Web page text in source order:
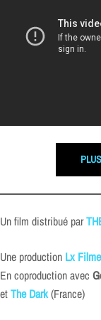
Un film distribué par
Une production Lx
En coproduction avec
etThe Dark(France)